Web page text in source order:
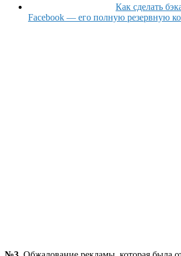
Как сделать
Facebook — его полную резервную